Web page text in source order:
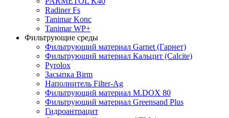
Radiner Fs
Tanimar Konc
Tanimar WP+
Фильтрующие среды
Фильтрующий материал Garnet (Гарнет)
Фильтрующий материал Кальцит (Calcite)
Pyrolox
Засыпка Birm
Наполнитель Filter-Ag
Фильтрующий материал M.DOX 80
Фильтрующий материал Greensand Plus
Гидроантрацит